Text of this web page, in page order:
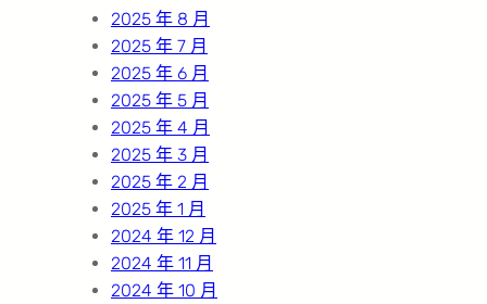
2025 年 8 月
2025 年 7 月
2025 年 6 月
2025 年 5 月
2025 年 4 月
2025 年 3 月
2025 年 2 月
2025 年 1 月
2024 年 12 月
2024 年 11 月
2024 年 10 月